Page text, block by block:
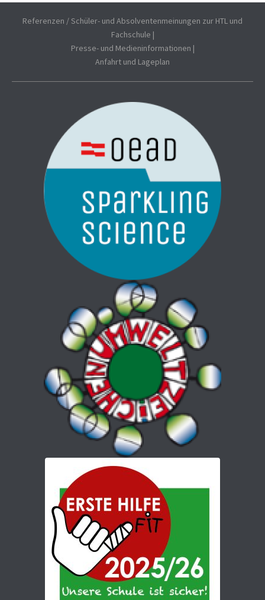
Referenzen / Schüler- und Absolventenmeinungen zur HTL und
Fachschule |
Presse- und Medieninformationen |
Anfahrt und Lageplan